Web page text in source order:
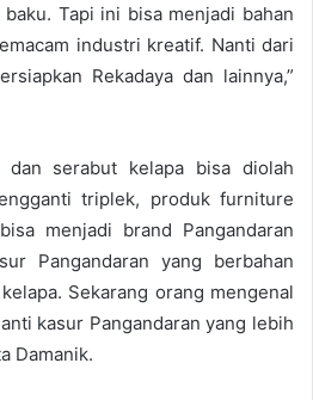
Tapi ini bisa menjadi bahan
industri kreatif. Nanti dari
Rekadaya dan lainnya,”
dan serabut kelapa bisa diolah
triplek, produk furniture
menjadi brand Pangandaran
Pangandaran yang berbahan
Sekarang orang mengenal
kasur Pangandaran yang lebih
Damanik.